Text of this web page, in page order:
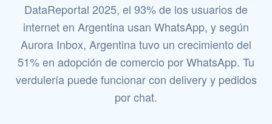
DataReportal 2025, el 93% de los usuarios de
internet en Argentina usan WhatsApp, y según
Aurora Inbox, Argentina tuvo un crecimiento del
51% en adopción de comercio por WhatsApp. Tu
verdulería puede funcionar con delivery y pedidos
por chat.